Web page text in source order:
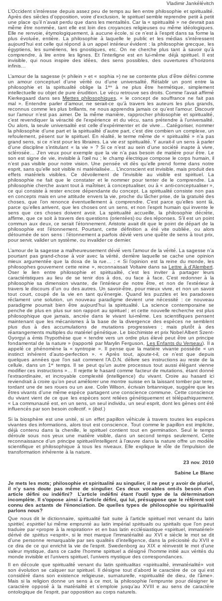
Vladimir Jankélévitch
L’Occident s’intéresse depuis assez peu de temps au lien entre philosophie et spiritualité.
Après des siècles d’opposition, voire d’exclusion, le spirituel semble reprendre petit à petit
une place qu’il n’avait perdu que dans les mentalités. Car la « spiritualité » ne devrait pas
même être nommée, tant elle est loin des croyances religieuses ou même idéologiques.
Elle ne renvoie, étymologiquement, à aucune école, si ce n’est à l’esprit dans sa forme la
plus évoluée, entière. La philosophie à laquelle le public et les médias s’intéressent
aujourd’hui est celle qui répond à un appel intérieur évident : la philosophie grecque, les
égyptiens, les sumériens, les gnostiques, etc. On ne cherche plus tant à savoir qu’à
comprendre, à lire entre les lignes. Et l’interligne est en lui-même déjà spirituel. Il est
invisible, qui nous inspire des idées, des sens possibles, des ouvertures d’horizons
infinis…
L’amour de la sagesse (« philein » et « sophia ») ne se contente plus d’être défini comme
un amour conceptuel d’une vérité ou d’une universalité. Rétablir un pont entre la
philosophie et la spiritualité oblige la 1 ère
à ne plus être hermétique, simplement
intellectuelle ou objet de pure érudition. Le vécu retrouve ses droits. Comme l’avait affirmé
Kierkegaard dans ses Miettes philosophiques , « le concept de souffrance ne fait pas
mal ». Entendre parler d’amour, ne serait-ce qu’à travers les auteurs les plus grands,
reconnus comme les plus brillants, ne nous apprendra jamais ce qu’est l’amour. Discourir
sur l’amour n’est pas aimer. De la même manière, rapprocher philosophie et spiritualité,
c’est revendiquer la véracité de l’expérience et du vécu, sans prétendre à l’universalité.
Ou alors, la seule universalité est celle d’expérimenter et de vivre… Catégoriser, nommer
la philosophie d’une part et la spiritualité d’autre part, c’est dire combien un complexe, un
refoulement, pèsent sur le spirituel. En réalité, le terme même de « spiritualité » n’a pas
grand sens, si ce n’est pour les libraires. La vieest spiritualité. Y aurait-il un sens à parler
d’une discipline s’intitulant « la vie » ? Si ce n’est au sein d’une société inapte à vivre,
sclérosée… J’en veux pour exemple que la vie n’a pas besoin de matière pour être. Le
son est signe de vie, invisible à l’œil nu ; le champ électrique compose le corps humain, il
n’est pas visible pour notre vision. Une pensée vit dès qu’elle prend forme dans notre
esprit, sans qu’elle soit visible ni matérialisée… L’inconscient est invisible, mais produit des
effets matériels visibles. Ce dévoilement de l’invisible au visible est spirituel. La
philosophie ne fait que le constater et le nommer pour tenter de le comprendre. La
philosophie cherche avant tout à maîtriser, à conceptualiser, ou à « anti-conceptualiser »,
ce qui consiste à rester encore dépendante du concept. La spiritualité consiste non pas
en concepts mais en une attitude envers la vie, proche du lâcher prise, de la gratuité des
choses, que l’on renonce éventuellement à comprendre. C’est parce qu’elles sont là,
parce qu’elles arrivent, que les choses ont un sens, et non l’esprit humain qui invente le
sens que ces choses doivent avoir. La spiritualité accueille, la philosophie décrète,
affirme, que ce soit à travers des questions (orientées) ou des réponses. S’il est un point
commun aux deux, ce serait l’étonnement. Aristote avait dit que le point de départ de la
philosophie est l’étonnement. Pourtant, cette définition a été vite oubliée, ou alors
détournée de son sens : l’étonnement a parfois dévié vers une quête de sens à tout prix,
pour servir, valider un système, ou invalider ce dernier.
L’amour de la sagesse a malheureusement dévié vers l’amour de la vérité. La sagesse n’a
pourtant pas grand-chose à voir avec la vérité, derrière laquelle se cache une opinion
mieux argumentée que la doxa de la rue… : « Si l’opinion est la reine du monde, les
philosophes gouvernent cette reine », reconnaissait Voltaire dans sa Lettre à d’Alembert
Oser le lien entre philosophie et spiritualité, c’est les inviter à partager leurs
caractéristiques au lieu de se tenir dos à dos, ou face à face. C’est redonner à la
philosophie sa dimension vivante, de l’intérieur de notre être, et non de l’extérieur à
travers le discours d’un ou des autres. Un savoir-être, pour mieux vivre, et non un savoir
tout court, coupé de la vie en tant qu’énergie. Quand les puzzles et les paradoxes
réclament une solution, un nouveau paradigme devient une nécessité : ce nouveau
paradigme pourrait bien être aujourd’hui la spiritualité. La science contemporaine se
penche de plus en plus sur son rapport au spirituel ; et cette nouvelle recherche est plus
philosophique que jamais, ancrée dans le vivant lui-même. Les scientifiques pensent
maintenant que les mécanismes à la base de la divergence des espèces ne semblent
plus dus à des accumulations de mutations progressives ; mais plutôt à des
réarrangements multiples du matériel génétique. Le biochimiste et prix Nobel Albert Szent-
Gyorgyi a émis l’hypothèse que « tendre vers un ordre plus élevé peut être un principe
fondamental de la nature » (rapporté par Marylin Ferguson,
Les Enfants du Verseau). Il a
appelé ce phénomène la « syntropie ». Il pense que la matière vivante possède « un
instinct inhérent d’auto-perfection ». « Après tout, ajoute-t-il, ce n’est que depuis
quelques années que l’on sait comment l’A.D.N. délivre ses instructions au reste de la
cellule, dans un 1 er
temps. Il se peut qu’un autre processus tout aussi élégant vienne
modifier ces instructions »… Il rejette le hasard comme facteur de mutations, étant donné
l’extraordinaire, et incroyable complexité (intelligence) du vivant. Croire au hasard ici
reviendrait à croire qu’on peut améliorer une montre suisse en la laissant tomber par terre,
tordant une de ses roues ou un axe. Colin Wilson, écrivain britannique, suggère que les
êtres vivants d’une même espèce partagent une conscience commune. Cette conscience
du vivant vient de ce que les espèces sont reliées génétiquement et télépathiquement.
« La communauté est, en un sens, un seul individu, un seul esprit, dont les gènes ont été
influencés par son besoin collectif. » (ibid. )
Si la biosphère est une unité, si un effet papillon véhicule à travers toutes les espèces
vivantes des informations, alors tout est conscience. Tout comme le papillon est implicite,
déjà contenu dans la chenille, le spirituel contient tout en germination. Seul le temps
déroule sous nos yeux une matière visible, dans un second temps seulement. Cette
reconnaissance d’un principe spirituel/intelligent à l’œuvre dans la nature offre un modèle
scientifique et philosophique à tous les niveaux. Elle explique le rôle de l’impulsion de
transformation inhérente à la nature.
23 nov. 2010
Sabine Le Blanc
Je mets les mots; philosophie et spiritualité au singulier, il ne peut y avoir de pluriel,
il n’y sans doute pas même de singulier. Ces deux vocables ont-ils besoin d’un
article défini ou indéfini? L’article indéfini étant l'outil type de la détermination
incomplète. Il s'oppose ainsi à l'article défini, qui lui, présuppose que le référent soit
connu des actants de l'énonciation. De quelles types de philosophie ou spiritualité
parlons nous?
Que nous dit le dictionnaire, spiritualité fait suite à l’article spirituel mot venant du latin
spiritiel, espiritiellui même emprunté au latin impérial spiritualis ou spiritalis que l’on peut
traduire par «propre à la respiration» et en bas latin ecclésiastique «spirituel, immatériel»
dérivé de spiritus«esprit», si le mot marque l’immatérialité au XVI e siècle le mot se dit
d’une personne remarquable par ses qualités d’intelligence, dans la préciosité du XVII e
ce dira de ce qui enrichit la vie de l’esprit. Swedenborg au XIX e réinvestit le mot d’une
valeur mystique, dans ce cadre l’homme spirituel a désigné l’homme initié aux vérités du
monde invisible et l’univers spirituel, l’univers mystique des correspondances.
Il en découle que spiritualité venant du latinspiritualitas «spiritualité, immatérialité» voit
son évolution se calquer sur spirituel. Il désigne tout d’abord le caractère de ce qui est
considéré dans son existence religieuse, surnaturelle, «spiritualité de dieu, de l’âme».
Mais si la religion donne un sens à ce mot, la philosophie l’emprunte pour désigner le
caractère opposé à la matérialité et s’emploie jusqu’au XVIII e au sens de caractère
ontologique de l’esprit, par opposition au corps naturels.